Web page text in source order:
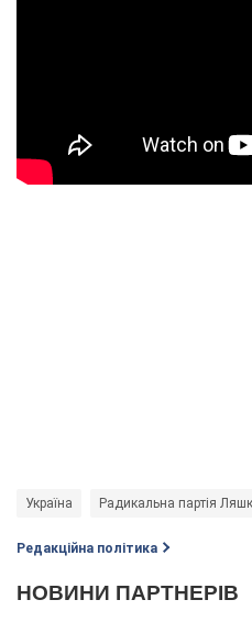
Україна Радикальна партія
Редакційна політика